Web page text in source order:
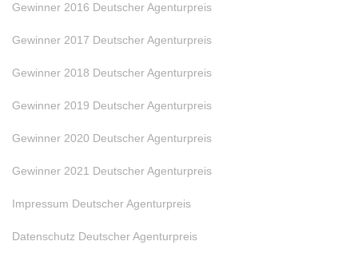
Gewinner 2016 Deutscher Agenturpreis
Gewinner 2017 Deutscher Agenturpreis
Gewinner 2018 Deutscher Agenturpreis
Gewinner 2019 Deutscher Agenturpreis
Gewinner 2020 Deutscher Agenturpreis
Gewinner 2021 Deutscher Agenturpreis
Impressum Deutscher Agenturpreis
Datenschutz Deutscher Agenturpreis